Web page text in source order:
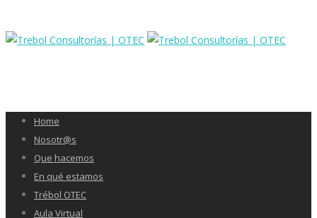
Home
Nosotr@s
Que hacemos
En qué estamos
Trébol OTEC
Aula Virtual